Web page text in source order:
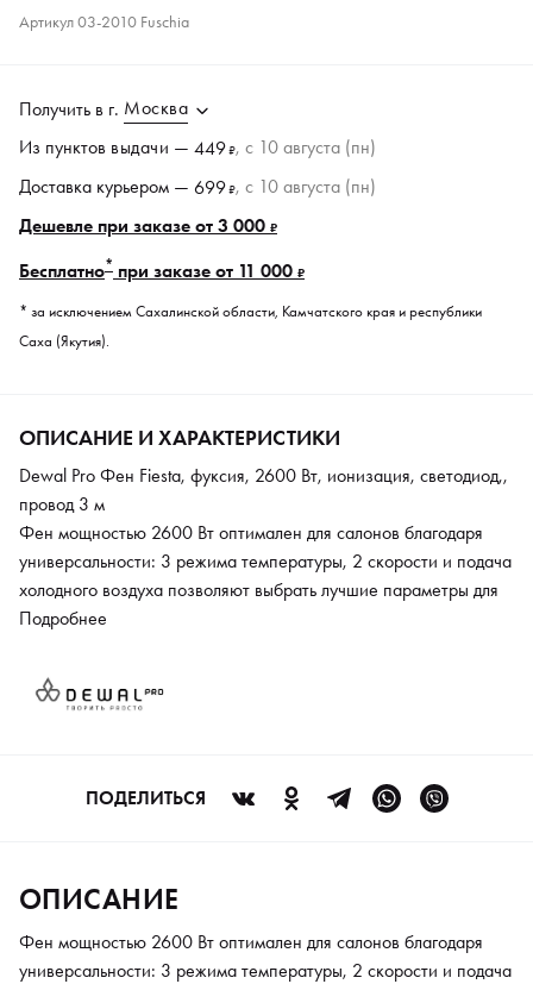
Артикул03-2010 Fuschia
Получить в г. Москва
Из пунктов выдачи — 449₽, c 10 августа (пн)
Доставка курьером — 699₽, c 10 августа (пн)
Дешевле при заказе от 3 000 ₽
Бесплатно* при заказе от 11 000 ₽
* за исключением Сахалинской области, Камчатского края и республики
Саха (Якутия).
ОПИСАНИЕ И ХАРАКТЕРИСТИКИ
Dewal Pro Фен Fiesta, фуксия, 2600 Вт, ионизация, светодиод,,
провод 3 м
Фен мощностью 2600 Вт оптимален для салонов благодаря
универсальности: 3 режима температуры, 2 скорости и подача
холодного воздуха позволяют выбрать лучшие параметры для
укладки. Система ионизации сохраняет блеск и эластичность
обеспечивают комфортную работу. Насадки усиливают
воздушный поток, облегчая укладку, а диффузор ускоряет
Подробнее
ПОДЕЛИТЬСЯ
ОПИСАНИЕ
Фен мощностью 2600 Вт оптимален для салонов благодаря
универсальности: 3 режима температуры, 2 скорости и подача